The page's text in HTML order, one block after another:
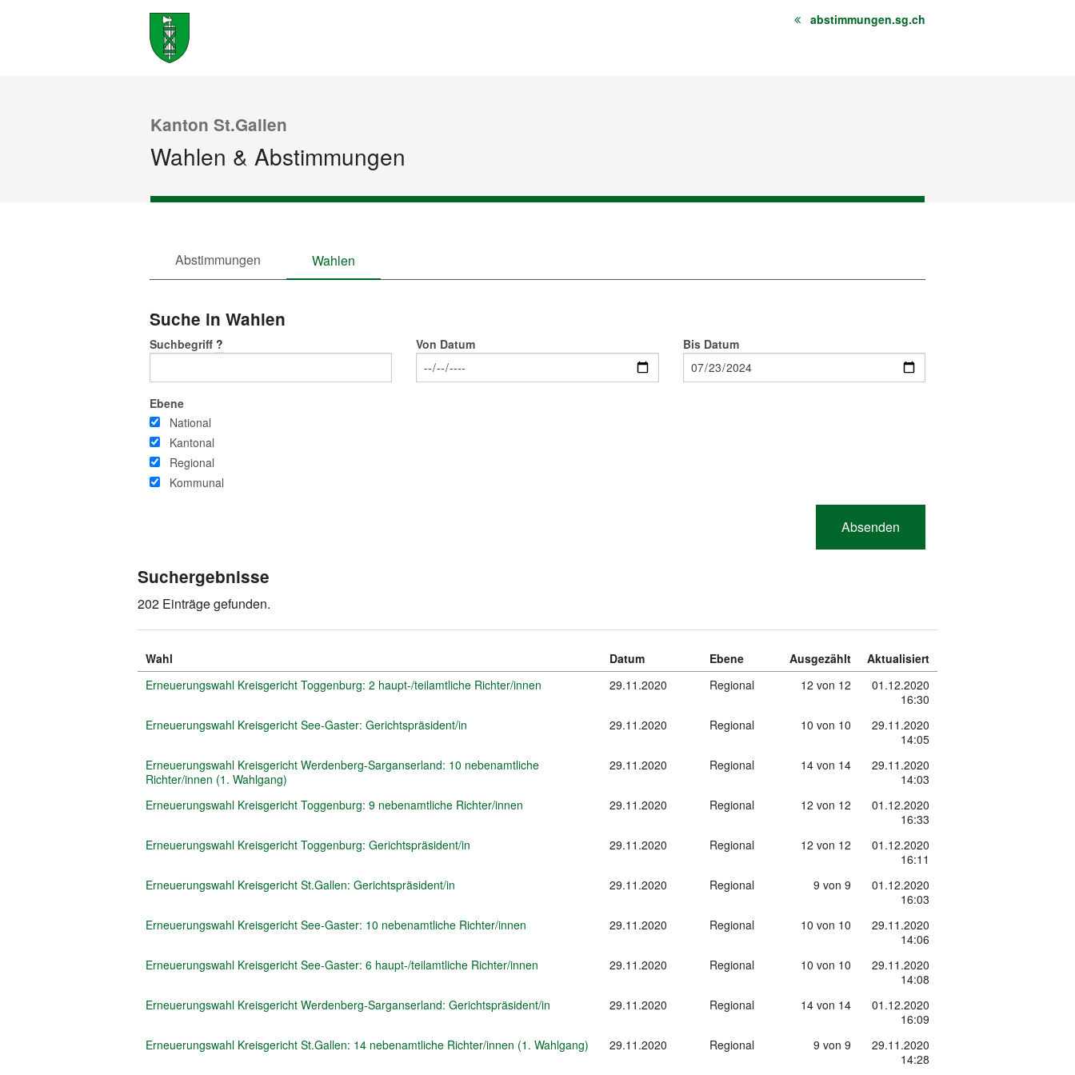
abstimmungen.sg.ch
Kanton St.Gallen
Wahlen & Abstimmungen
Abstimmungen Wahlen
Suche in Wahlen
Suchbegriff ? Von Datum Bis Datum
Ebene
National
Kantonal
Regional
Kommunal
Suchergebnisse
202 Einträge gefunden.
Wahl Datum Ebene Ausgezählt
Aktualisiert
Erneuerungswahl Kreisgericht Toggenburg: 2 haupt-/teilamtliche Richter/innen
29.11.2020 Regional 12 von 12
01.12.2020
16:30
Erneuerungswahl Kreisgericht See-Gaster: Gerichtspräsident/in
29.11.2020 Regional 10 von 10
29.11.2020
14:05
Erneuerungswahl Kreisgericht Werdenberg-Sarganserland: 10 nebenamtliche
Richter/innen (1. Wahlgang)
29.11.2020 Regional 14 von 14
29.11.2020
14:03
Erneuerungswahl Kreisgericht Toggenburg: 9 nebenamtliche Richter/innen
29.11.2020 Regional 12 von 12
01.12.2020
16:33
Erneuerungswahl Kreisgericht Toggenburg: Gerichtspräsident/in
29.11.2020 Regional 12 von 12
01.12.2020
16:11
Erneuerungswahl Kreisgericht St.Gallen: Gerichtspräsident/in
29.11.2020 Regional 9 von 9
01.12.2020
16:03
Erneuerungswahl Kreisgericht See-Gaster: 10 nebenamtliche Richter/innen
29.11.2020 Regional 10 von 10
29.11.2020
14:06
Erneuerungswahl Kreisgericht See-Gaster: 6 haupt-/teilamtliche Richter/innen
29.11.2020 Regional 10 von 10
29.11.2020
14:08
Erneuerungswahl Kreisgericht Werdenberg-Sarganserland: Gerichtspräsident/in
29.11.2020 Regional 14 von 14
01.12.2020
16:09
Erneuerungswahl Kreisgericht St.Gallen: 14 nebenamtliche Richter/innen (1. Wahlgang)
29.11.2020 Regional 9 von 9
29.11.2020
14:28